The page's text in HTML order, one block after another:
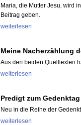
Maria, die Mutter Jesu, wird
Beitrag geben.
weiterlesen
Meine Nacherzählung
Aus den beiden Quelltexten
weiterlesen
Predigt zum
Neu in die Reihe der
weiterlesen